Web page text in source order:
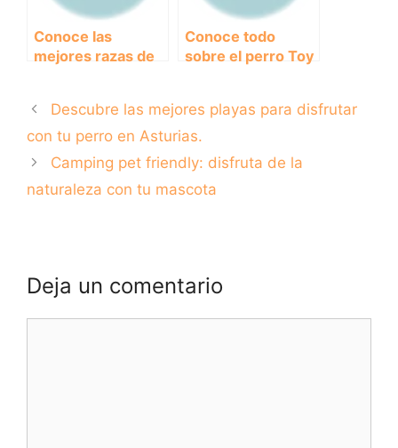
Conoce las
mejores razas de
mascota
Conoce todo
sobre el perro Toy
adorable
Descubre las mejores playas para disfrutar
con tu perro en Asturias.
Camping pet friendly: disfruta de la
naturaleza con tu mascota
Deja un comentario